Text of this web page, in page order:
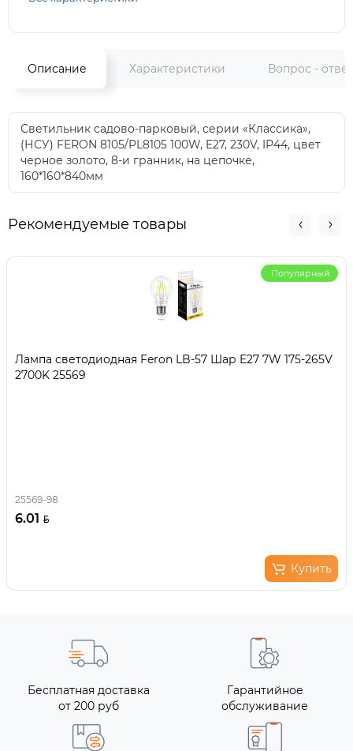
Описание Характеристики Вопрос -
Светильник садово-парковый, серии «Классика»,
(НСУ) FERON 8105/PL8105 100W, E27, 230V, IP44, цвет
черное золото, 8-и гранник, на цепочке,
160*160*840мм
Рекомендуемые товары
Популярный
Лампа светодиодная Feron LB-57 Шар E27 7W 175-265V
2700K 25569
25569-98
6.01
Купить
Бесплатная доставка
от 200 руб
Гарантийное
обслуживание